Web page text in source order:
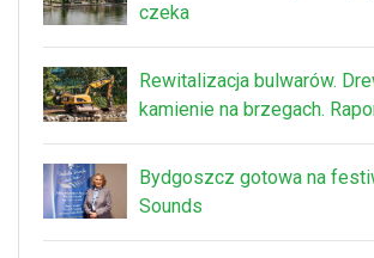
czeka
Rewitalizacja bulwarów.
kamienie na brzegach.
Bydgoszcz gotowa na
Sounds